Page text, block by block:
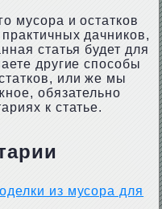
мусора и остатков
дачников,
статья будет для
другие способы
или же мы
обязательно
к статье.
из мусора для